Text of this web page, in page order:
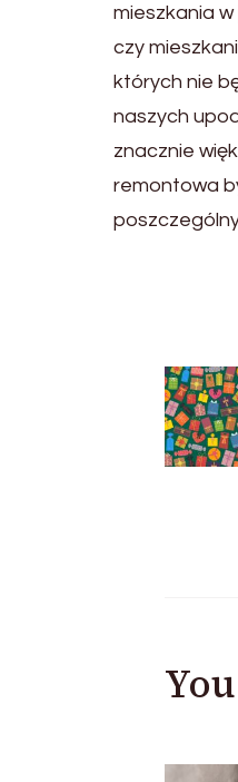
mieszkania
czy
których nie
naszych
znacznie
remontowa